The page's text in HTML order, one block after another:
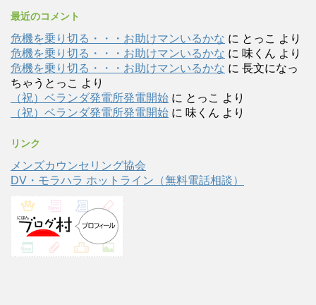
最近のコメント
危機を乗り切る・・・お助けマンいるかな に とっこ より
危機を乗り切る・・・お助けマンいるかな に 味くん より
危機を乗り切る・・・お助けマンいるかな に 長文になっ
ちゃうとっこ より
（祝）ベランダ発電所発電開始 に とっこ より
（祝）ベランダ発電所発電開始 に 味くん より
リンク
メンズカウンセリング協会
DV・モラハラ ホットライン（無料電話相談）